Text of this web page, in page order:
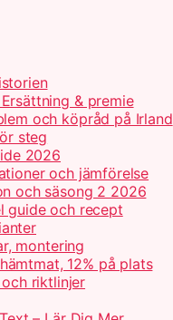
& premie
och köpråd på Irland
steg
2026
och jämförelse
och säsong 2 2026
guide och recept
montering
12% på plats
riktlinjer